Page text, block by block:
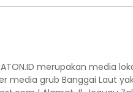
merupakan media
media grub Banggai Laut